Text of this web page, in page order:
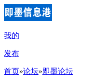
我的
发布
首页»论坛»即墨论坛